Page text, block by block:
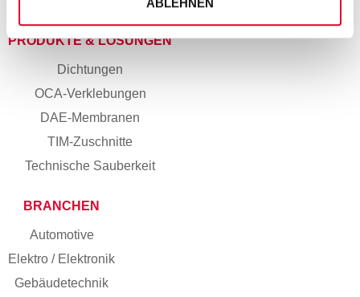
PRODUKTE & LÖSUNGEN
Dichtungen
OCA-Verklebungen
DAE-Membranen
TIM-Zuschnitte
Technische Sauberkeit
BRANCHEN
Automotive
Elektro / Elektronik
Gebäudetechnik